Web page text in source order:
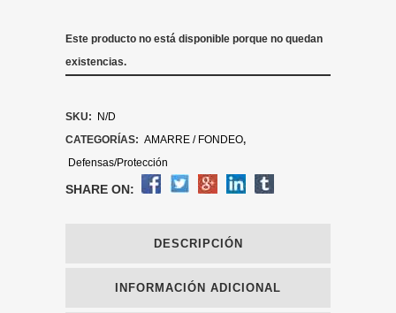
Este producto no está disponible porque no quedan
existencias.
SKU:
N/D
CATEGORÍAS: AMARRE / FONDEO,
Defensas/Protección
SHARE ON:
DESCRIPCIÓN
INFORMACIÓN ADICIONAL